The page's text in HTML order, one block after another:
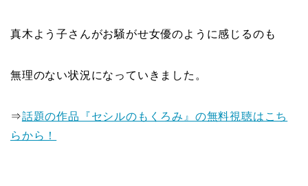
真木よう子さんがお騒がせ女優のように感じるのも
無理のない状況になっていきました。
⇒話題の作品『セシルのもくろみ』の無料視聴はこち
らから！